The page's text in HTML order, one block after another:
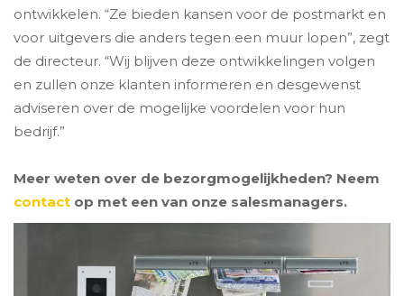
ontwikkelen. “Ze bieden kansen voor de postmarkt en
voor uitgevers die anders tegen een muur lopen”, zegt
de directeur. “Wij blijven deze ontwikkelingen volgen
en zullen onze klanten informeren en desgewenst
adviseren over de mogelijke voordelen voor hun
bedrijf.”
Meer weten over de bezorgmogelijkheden? Neem
contact op met een van onze salesmanagers.